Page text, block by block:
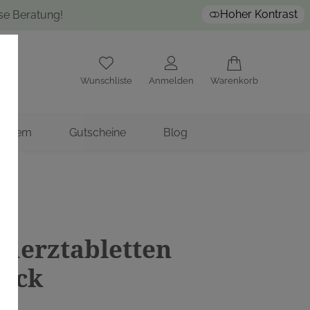
Beratung! Hoher Kontrast
Wunschliste Anmelden Warenkorb
Gutscheine Blog